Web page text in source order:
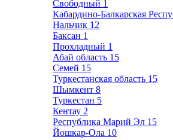
Свободный 1
Кабардино-Балкарская
Нальчик 12
Баксан 1
Прохладный 1
Абай область 15
Семей 15
Туркестанская область 15
Шымкент 8
Туркестан 5
Кентау 2
Республика Марий Эл 15
Йошкар-Ола 10